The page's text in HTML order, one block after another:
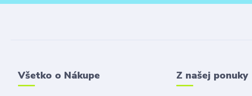
Všetko o Nákupe Z našej ponuky